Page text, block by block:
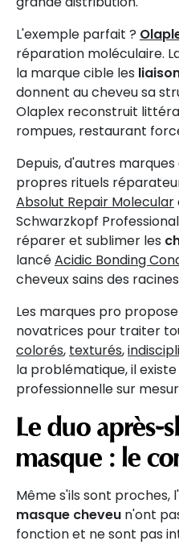
L'exemple parfait ?
réparation moléculaire.
la marque cible les
donnent au cheveu sa
Olaplex reconstruit
rompues, restaurant
Depuis, d'autres
propres rituels
Absolut Repair Molecular
Schwarzkopf
réparer et sublimer les
lancéAcidic Bonding
cheveux sains des
Les marques pro
novatrices pour traiter
colorés, texturés,
la problématique, il
professionnelle sur
Le duo après-
masque : le
Même s'ils sont
masque cheveu n'ont
fonction et ne sont pas